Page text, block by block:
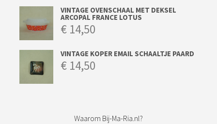
VINTAGE OVENSCHAAL MET DEKSEL
ARCOPAL FRANCE LOTUS
€ 14,50
VINTAGE KOPER EMAIL SCHAALTJE PAARD
€ 14,50
Waarom Bij-Ma-Ria.nl?